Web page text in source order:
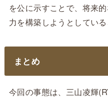
を公に示すことで、将来
力を構築しようとしてい
まとめ
今回の事態は、三山凌輝